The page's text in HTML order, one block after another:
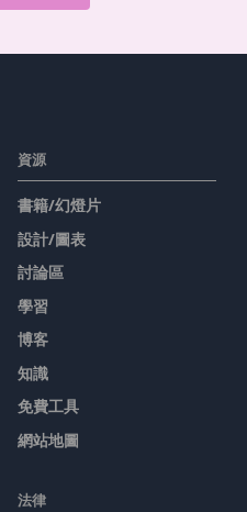
資源
書籍/幻燈片
設計/圖表
討論區
學習
博客
知識
免費工具
網站地圖
法律